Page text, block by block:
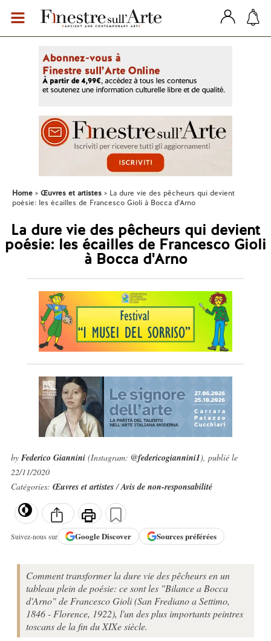
Home Œuvres et artistes
La dure vie des pêcheurs qui devient
poésie: les écailles de Francesco Gioli à Bocca d'Arno
La dure vie des pêcheurs qui devient
poésie: les écailles de Francesco Gioli
à Bocca d'Arno
by Federico Giannini(Instagram: @federicogiannini1), publié le
22/11/2020
Catégories: Œuvres et artistes/Avis de non-responsabilité
Suivez-nous sur GoogleDiscover Sources préférées
Comment transformer la dure vie des pêcheurs en un
tableau plein de poésie: ce sont les "Bilance a Bocca
d'Arno" de Francesco Gioli (San Frediano a Settimo,
1846 - Florence, 1922), l'un des plus importants peintres
toscans de la fin du XIXe siècle.